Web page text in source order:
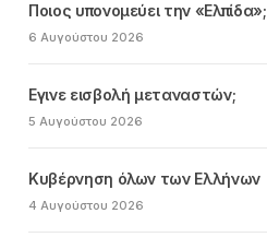
Ποιος υπονομεύει την «Ελπίδα»;
6 Αυγούστου 2026
Εγινε εισβολή μεταναστών;
5 Αυγούστου 2026
Κυβέρνηση όλων των Ελλήνων
4 Αυγούστου 2026